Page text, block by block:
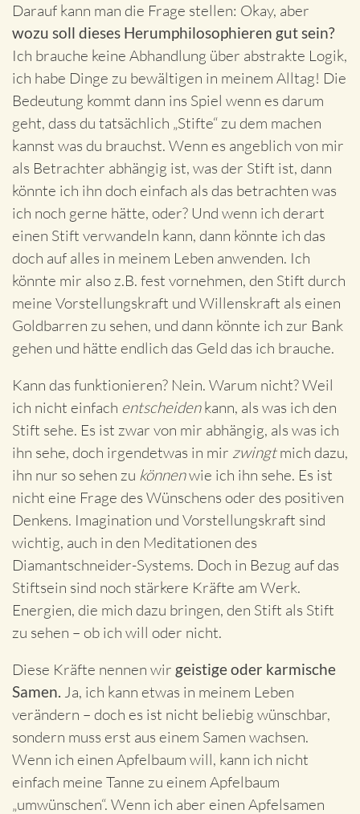
Darauf kann man die Frage stellen: Okay, aber
wozu soll dieses Herumphilosophieren gut sein?
Ich brauche keine Abhandlung über abstrakte Logik,
ich habe Dinge zu bewältigen in meinem Alltag! Die
Bedeutung kommt dann ins Spiel wenn es darum
geht, dass du tatsächlich „Stifte“ zu dem machen
kannst was du brauchst. Wenn es angeblich von mir
als Betrachter abhängig ist, was der Stift ist, dann
könnte ich ihn doch einfach als das betrachten was
ich noch gerne hätte, oder? Und wenn ich derart
einen Stift verwandeln kann, dann könnte ich das
doch auf alles in meinem Leben anwenden. Ich
könnte mir also z.B. fest vornehmen, den Stift durch
meine Vorstellungskraft und Willenskraft als einen
Goldbarren zu sehen, und dann könnte ich zur Bank
gehen und hätte endlich das Geld das ich brauche.
Kann das funktionieren? Nein. Warum nicht? Weil
ich nicht einfach entscheidenkann, als was ich den
Stift sehe. Es ist zwar von mir abhängig, als was ich
ihn sehe, doch irgendetwas in mir zwingtmich dazu,
ihn nur so sehen zu könnenwie ich ihn sehe. Es ist
nicht eine Frage des Wünschens oder des positiven
Denkens. Imagination und Vorstellungskraft sind
wichtig, auch in den Meditationen des
Diamantschneider-Systems. Doch in Bezug auf das
Stiftsein sind noch stärkere Kräfte am Werk.
Energien, die mich dazu bringen, den Stift als Stift
zu sehen – ob ich will oder nicht.
Diese Kräfte nennen wir geistige oder karmische
Samen. Ja, ich kann etwas in meinem Leben
verändern – doch es ist nicht beliebig wünschbar,
sondern muss erst aus einem Samen wachsen.
Wenn ich einen Apfelbaum will, kann ich nicht
einfach meine Tanne zu einem Apfelbaum
„umwünschen“. Wenn ich aber einen Apfelsamen